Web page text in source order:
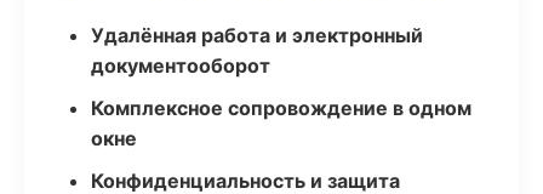
Удалённая работа и электронный
документооборот
Комплексное сопровождение в одном
окне
Конфиденциальность и защита